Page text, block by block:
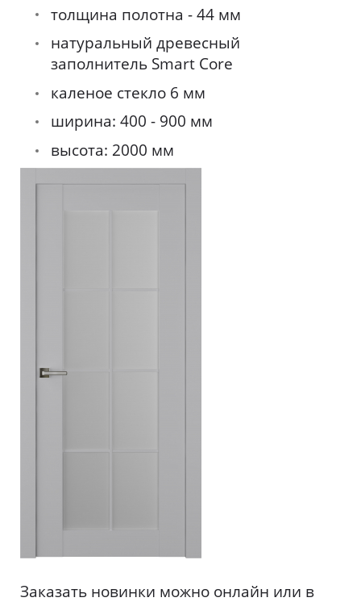
толщина полотна - 44 мм
натуральный древесный
заполнитель Smart Core
каленое стекло 6 мм
ширина: 400 - 900 мм
высота: 2000 мм
Заказать новинки можно онлайн или в